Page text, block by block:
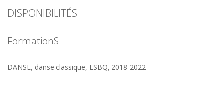
DISPONIBILITÉS
FormationS
DANSE, danse classique, ESBQ, 2018-2022